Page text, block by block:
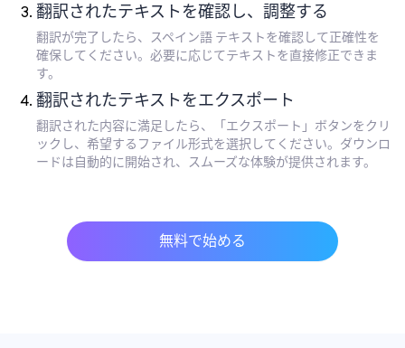
翻訳されたテキストを確認し、調整する
翻訳が完了したら、スペイン語 テキストを確認して正確性を
確保してください。必要に応じてテキストを直接修正できま
す。
翻訳されたテキストをエクスポート
翻訳された内容に満足したら、「エクスポート」ボタンをクリ
ックし、希望するファイル形式を選択してください。ダウンロ
ードは自動的に開始され、スムーズな体験が提供されます。
無料で始める